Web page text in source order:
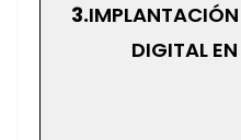
3.
DIGITAL